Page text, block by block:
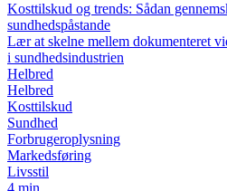
Kosttilskud og trends: Sådan
sundhedspåstande
Lær at skelne mellem dokumenteret
i sundhedsindustrien
Helbred
Helbred
Kosttilskud
Sundhed
Forbrugeroplysning
Markedsføring
Livsstil